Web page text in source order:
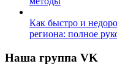
Как быстро и
региона: полное
Наша группа VK